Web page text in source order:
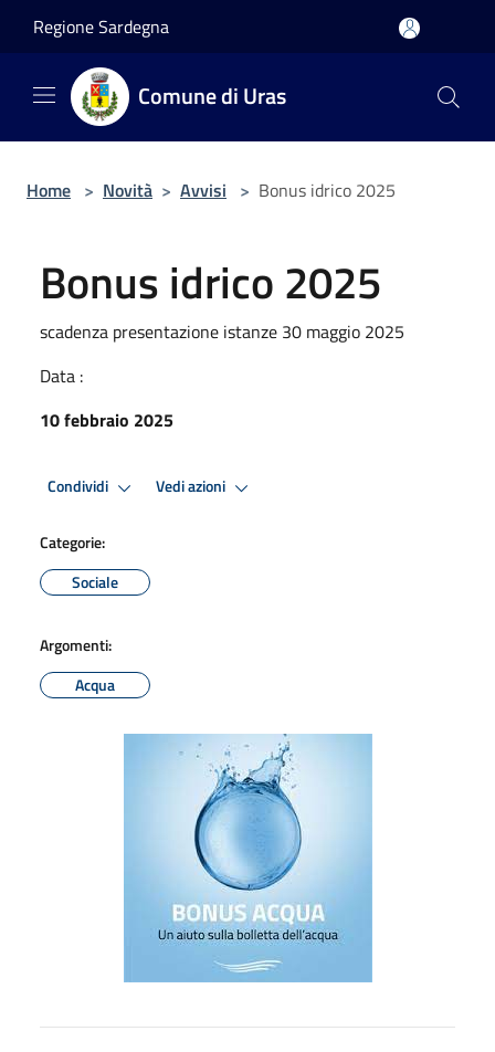
Regione Sardegna
Comune di Uras
Home > Novità > Avvisi > Bonus idrico 2025
Bonus idrico 2025
scadenza presentazione istanze 30 maggio 2025
Data :
10 febbraio 2025
Condividi Vedi azioni
Categorie:
Sociale
Argomenti:
Acqua